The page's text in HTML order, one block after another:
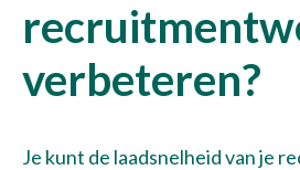
verbeteren?
Je kunt de laadsnelheid van je